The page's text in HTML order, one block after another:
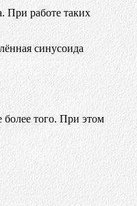
При работе таких
синусоида
более того. При этом